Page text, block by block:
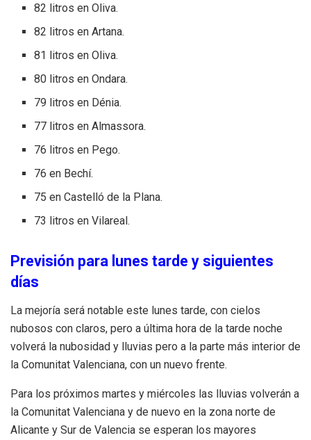
82 litros en Oliva.
82 litros en Artana.
81 litros en Oliva.
80 litros en Ondara.
79 litros en Dénia.
77 litros en Almassora.
76 litros en Pego.
76 en Bechí.
75 en Castelló de la Plana.
73 litros en Vilareal.
Previsión para lunes tarde y siguientes
días
La mejoría será notable este lunes tarde, con cielos
nubosos con claros, pero a última hora de la tarde noche
volverá la nubosidad y lluvias pero a la parte más interior de
la Comunitat Valenciana, con un nuevo frente.
Para los próximos martes y miércoles las lluvias volverán a
la Comunitat Valenciana y de nuevo en la zona norte de
Alicante y Sur de Valencia se esperan los mayores